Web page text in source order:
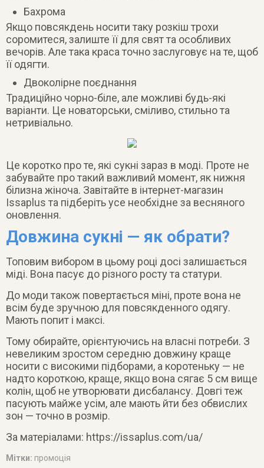
Бахрома
Якщо повсякдень носити таку розкіш трохи
соромитеся, залиште її для свят та особливих
вечорів. Але така краса точно заслуговує на те, щоб
її одягти.
Двоколірне поєднання
Традиційно чорно-біле, але можливі будь-які
варіанти. Це новаторськи, сміливо, стильно та
нетривіально.
Це коротко про те, які сукні зараз в моді. Проте не
забувайте про такий важливий момент, як нижня
білизна жіноча. Завітайте в інтернет-магазин
Issaplus та підберіть усе необхідне за весняного
оновлення.
Довжина сукні — як обрати?
Топовим вибором в цьому році досі залишається
міді. Вона пасує до різного росту та статури.
До моди також повертається міні, проте вона не
всім буде зручною для повсякденного одягу.
Мають попит і максі.
Тому обирайте, орієнтуючись на власні потреби. З
невеликим зростом середню довжину краще
носити с високими підборами, а коротеньку — не
надто короткою, краще, якщо вона сягає 5 см вище
колін, щоб не утворювати дисбалансу. Довгі теж
пасують майже усім, але мають йти без обвислих
зон — точно в розмір.
За матеріалами: https://issaplus.com/ua/
Мітки: промоція